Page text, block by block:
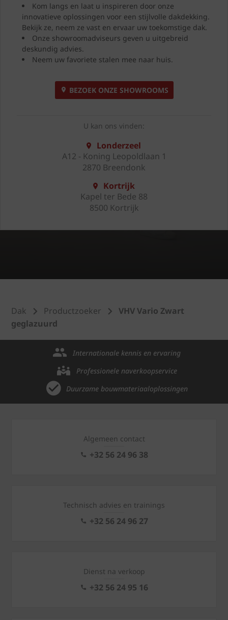
Kom langs en laat u inspireren door onze
innovatieve oplossingen voor een stijlvolle dakdekking.
Bekijk ze, neem ze vast en ervaar uw toekomstige dak.
Onze showroomadviseurs geven u uitgebreid
deskundig advies.
Neem uw favoriete stalen mee naar huis.
BEZOEK ONZE SHOWROOMS
U kan ons vinden:
Londerzeel
A12 - Koning Leopoldlaan 1
2870 Breendonk
Kortrijk
Kapel ter Bede 88
8500 Kortrijk
Dak Productzoeker
VHV Vario Zwart
geglazuurd
Internationale kennis en ervaring
Professionele naverkoopservice
Duurzame bouwmateriaaloplossingen
Algemeen contact
+32 56 24 96 38
Technisch advies en trainings
+32 56 24 96 27
Dienst na verkoop
+32 56 24 95 16